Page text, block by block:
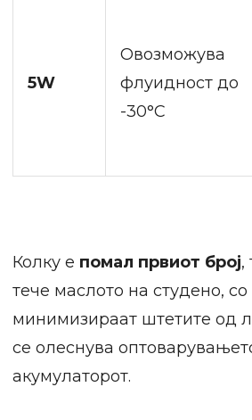
5W
Овозможува
флуидност до
-30°C
Колку е помал првиот број,
тече маслото на студено,
минимизираат штетите од
се олеснува
акумулаторот.